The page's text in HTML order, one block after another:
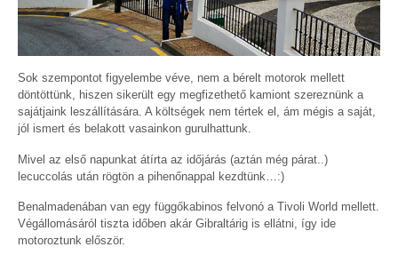
Sok szempontot figyelembe véve, nem a bérelt motorok mellett
döntöttünk, hiszen sikerült egy megfizethető kamiont szereznünk a
sajátjaink leszállítására. A költségek nem tértek el, ám mégis a saját,
jól ismert és belakott vasainkon gurulhattunk.
Mivel az első napunkat átírta az időjárás (aztán még párat..)
lecuccolás után rögtön a pihenőnappal kezdtünk…:)
Benalmadenában van egy függőkabinos felvonó a Tivoli World mellett.
Végállomásáról tiszta időben akár Gibraltárig is ellátni, így ide
motoroztunk először.